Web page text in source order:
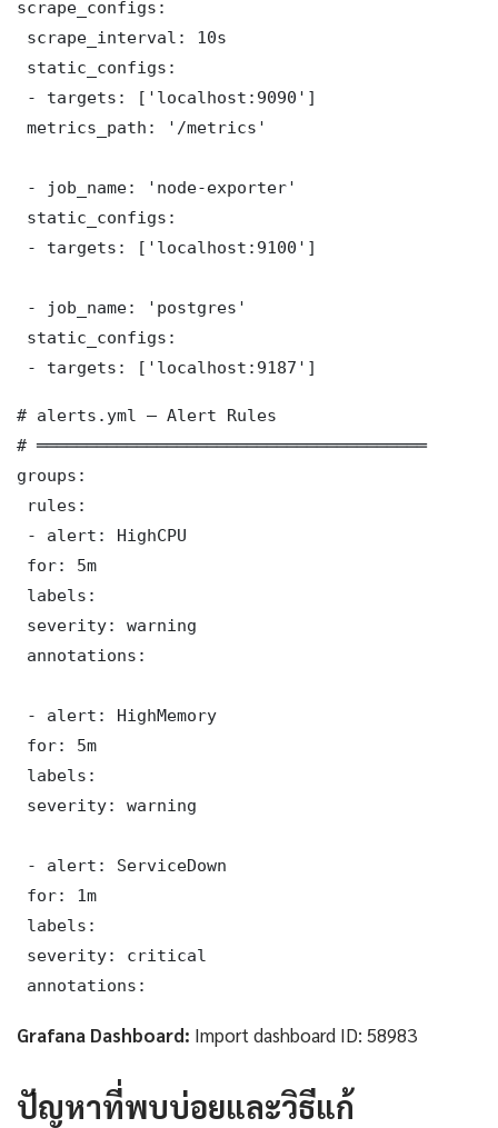
scrape_configs:
scrape_interval: 10s
static_configs:
- targets: ['localhost:9090']
metrics_path: '/metrics'
- job_name: 'node-exporter'
static_configs:
- targets: ['localhost:9100']
- job_name: 'postgres'
static_configs:
- targets: ['localhost:9187']
# alerts.yml — Alert Rules
# ═══════════════════════════════════════
groups:
rules:
- alert: HighCPU
for: 5m
labels:
severity: warning
annotations:
- alert: HighMemory
for: 5m
labels:
severity: warning
- alert: ServiceDown
for: 1m
labels:
severity: critical
annotations:
Grafana Dashboard: Import dashboard ID: 58983
ปัญหาที่พบบ่อยและวิธีแก้